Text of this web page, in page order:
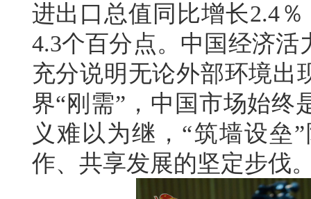
进出口总值同比增长2.4
4.3个百分点。中国经济
充分说明无论外部环境出
界“刚需”，中国市场始终
义难以为继，“筑墙设垒
作、共享发展的坚定步伐